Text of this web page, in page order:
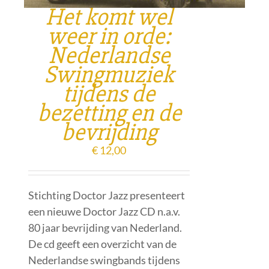
Het komt wel
weer in orde:
Nederlandse
Swingmuziek
tijdens de
bezetting en de
bevrijding
€ 12,00
Stichting Doctor Jazz presenteert
een nieuwe Doctor Jazz CD n.a.v.
80 jaar bevrijding van Nederland.
De cd geeft een overzicht van de
Nederlandse swingbands tijdens